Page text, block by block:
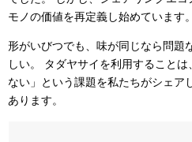
モノの価値を再定義し始めています。
形がいびつでも、味が同じなら問題
しい。 タダヤサイを利用すること
ない」という課題を私たちがシェア
あります。